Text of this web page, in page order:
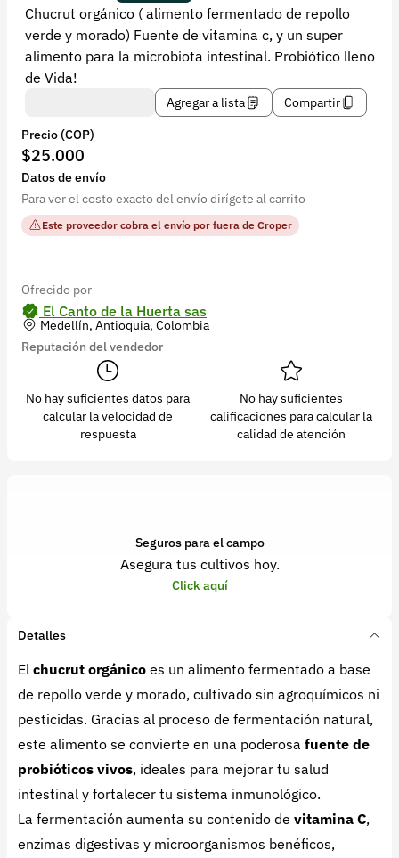
Chucrut orgánico ( alimento fermentado de repollo
verde y morado) Fuente de vitamina c, y un super
alimento para la microbiota intestinal. Probiótico lleno
de Vida!
Agregar a lista
Compartir
Precio (COP)
$25.000
Datos de envío
Para ver el costo exacto del envío dirígete al carrito
Este proveedor cobra el envío por fuera de Croper
Ofrecido por
El Canto de la Huerta sas
Medellín, Antioquia, Colombia
Reputación del vendedor
No hay suficientes datos para
calcular la velocidad de
respuesta
No hay suficientes
calificaciones para calcular la
calidad de atención
Seguros para el campo
Asegura tus cultivos hoy.
Click aquí
Detalles
El chucrut orgánico es un alimento fermentado a base
de repollo verde y morado, cultivado sin agroquímicos ni
pesticidas. Gracias al proceso de fermentación natural,
este alimento se convierte en una poderosa fuente de
probióticos vivos, ideales para mejorar tu salud
intestinal y fortalecer tu sistema inmunológico.
La fermentación aumenta su contenido de vitamina C,
enzimas digestivas y microorganismos benéficos,
+57 323 2931928
contacto@croper.com
© 2026 Croper.com Todos los derechos reservados
Síguenos